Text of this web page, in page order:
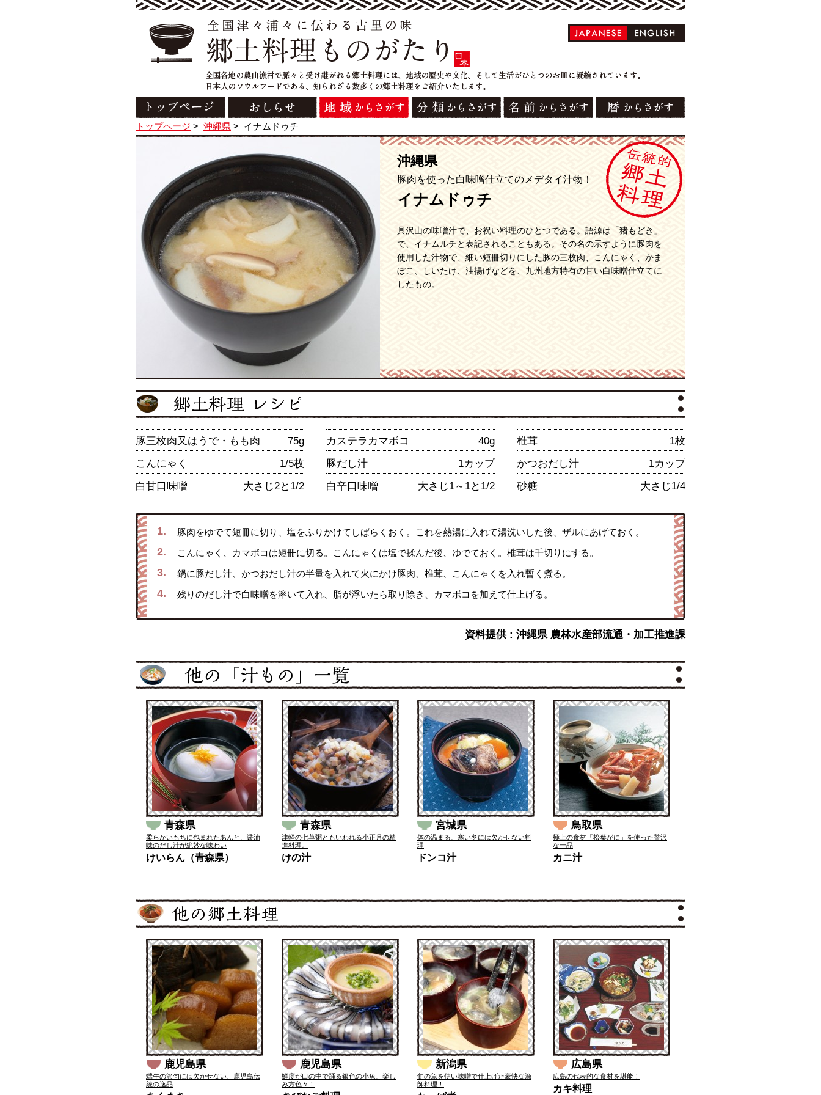
トップページ > 沖縄県 > イナムドゥチ
沖縄県
豚肉を使った白味噌仕立てのメデタイ汁物！
イナムドゥチ
具沢山の味噌汁で、お祝い料理のひとつである。語源は「猪もどき」
で、イナムルチと表記されることもある。その名の示すように豚肉を
使用した汁物で、細い短冊切りにした豚の三枚肉、こんにゃく、かま
ぼこ、しいたけ、油揚げなどを、九州地方特有の甘い白味噌仕立てに
したもの。
豚三枚肉又はうで・もも肉 75g カステラカマボコ 40g 椎茸
1枚
こんにゃく
1/5枚 豚だし汁 1カップ かつおだし汁
1カップ
白甘口味噌
大さじ2と1/2 白辛口味噌 大さじ1～1と1/2 砂糖 大さじ1/4
1. 豚肉をゆでて短冊に切り、塩をふりかけてしばらくおく。これを熱湯に入れて湯洗いした後、ザルにあげておく。
2. こんにゃく、カマボコは短冊に切る。こんにゃくは塩で揉んだ後、ゆでておく。椎茸は千切りにする。
3. 鍋に豚だし汁、かつおだし汁の半量を入れて火にかけ豚肉、椎茸、こんにゃくを入れ暫く煮る。
4. 残りのだし汁で白味噌を溶いて入れ、脂が浮いたら取り除き、カマボコを加えて仕上げる。
資料提供 : 沖縄県 農林水産部流通・加工推進課
青森県
柔らかいもちに包まれたあんと、醤油
味のだし汁が絶妙な味わい
けいらん（青森県）
青森県
津軽の七草粥ともいわれる小正月の精
進料理。
けの汁
宮城県
体の温まる、寒い冬には欠かせない料
理
ドンコ汁
鳥取県
極上の食材「松葉がに」を使った贅沢
な一品
カニ汁
鹿児島県
端午の節句には欠かせない、鹿児島伝
統の逸品
鹿児島県
鮮度が口の中で踊る銀色の小魚、楽し
み方色々！
新潟県
旬の魚を使い味噌で仕上げた豪快な漁
師料理！
広島県
広島の代表的な食材を堪能！
カキ料理